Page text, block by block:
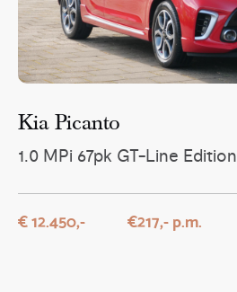
Kia Picanto
1.0 MPi 67pk GT-Line Edition
€ 12.450,- €217,- p.m.